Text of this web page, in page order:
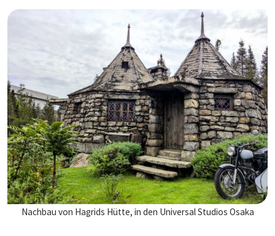
Nachbau von Hagrids Hütte, in den Universal Studios Osaka